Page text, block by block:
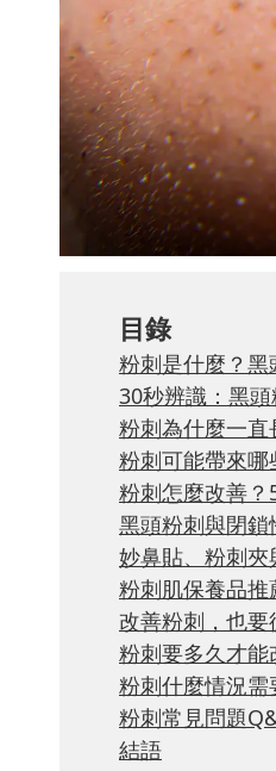
目錄
粉刺是什麼？黑
30秒辨識：黑
粉刺為什麼一直
粉刺可能帶來哪
粉刺怎麼改善
黑頭粉刺與閉鎖
妙鼻貼、粉刺夾
粉刺肌保養品推
改善粉刺，也
粉刺要多久才能
粉刺什麼情況需
粉刺常見問題
結語